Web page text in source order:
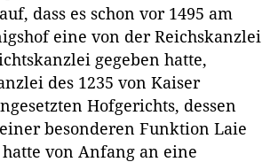
dass es schon vor 1495 am
eine von der Reichskanzlei
gegeben hatte,
des 1235 von Kaiser
Hofgerichts, dessen
besonderen Funktion Laie
von Anfang an eine